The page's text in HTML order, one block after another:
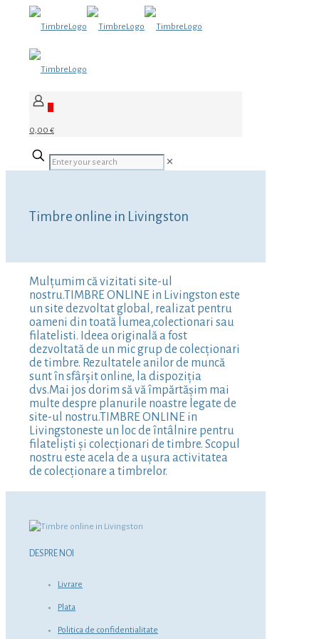
0
0,00 €
✕
Timbre online in Livingston
Mulțumim că vizitati site-ul
nostru.TIMBRE ONLINE in Livingston este
un site dezvoltat global, realizat pentru
oameni din toată lumea,colectionari sau
filatelisti. Ideea originală a fost
dezvoltată de un mic grup de colecționari
de timbre. Rezultatele anilor de muncă
sunt în sfârșit online, la dispoziția
dvs.Mai jos dorim să vă împărtășim mai
multe despre planurile noastre legate de
site-ul nostru.TIMBRE ONLINE in
Livingstoneste un loc de întâlnire pentru
filateliști și colecționari de timbre. Scopul
nostru este acela de a ușura activitatea
de colecționare a timbrelor.
DESPRE NOI
Livrare
Plata
Politica de confidentialitate